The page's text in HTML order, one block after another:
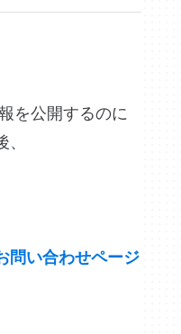
を公開するのに
問い合わせページ